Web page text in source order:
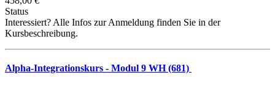
Status
Interessiert? Alle Infos zur Anmeldung finden Sie in der
Kursbeschreibung.
Alpha-Integrationskurs - Modul 9 WH (681)